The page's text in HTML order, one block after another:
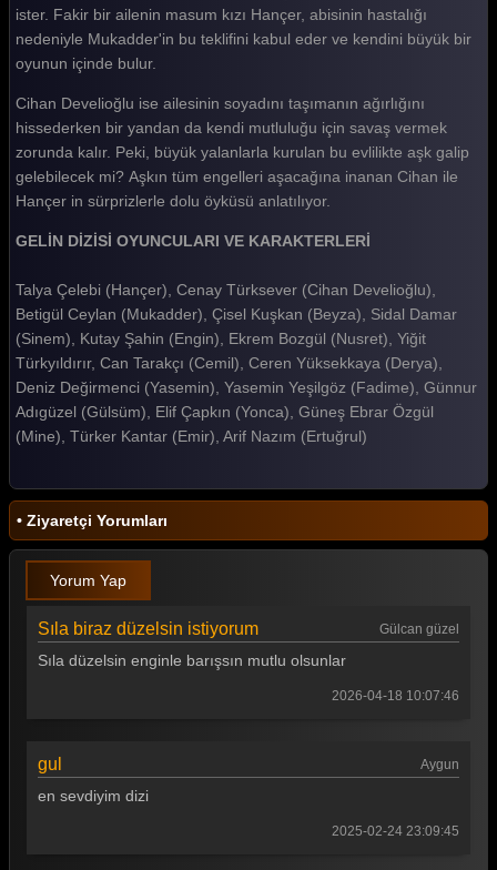
Gelin 206. Bölüm
Gelin 205. Bölüm
Gelin 203. Bölüm
Gelin 202. Bölüm
Gelin 201. Bölüm
Gelin 200. Bölüm
Gelin 199. Bölüm
Gelin 198. Bölüm
Gelin 197. Bölüm
Gelin 196. Bölüm
Gelin 195. Bölüm
Gelin 194. Bölüm
Gelin 193. Bölüm
Gelin 186. Bölüm
ister. Fakir bir ailenin masum kızı Hançer, abisinin hastalığı
nedeniyle Mukadder'in bu teklifini kabul eder ve kendini büyük bir
oyunun içinde bulur.
Cihan Develioğlu ise ailesinin soyadını taşımanın ağırlığını
hissederken bir yandan da kendi mutluluğu için savaş vermek
zorunda kalır. Peki, büyük yalanlarla kurulan bu evlilikte aşk galip
gelebilecek mi? Aşkın tüm engelleri aşacağına inanan Cihan ile
Hançer in sürprizlerle dolu öyküsü anlatılıyor.
GELİN DİZİSİ OYUNCULARI VE KARAKTERLERİ
Talya Çelebi (Hançer), Cenay Türksever (Cihan Develioğlu),
Betigül Ceylan (Mukadder), Çisel Kuşkan (Beyza), Sidal Damar
(Sinem), Kutay Şahin (Engin), Ekrem Bozgül (Nusret), Yiğit
Türkyıldırır, Can Tarakçı (Cemil), Ceren Yüksekkaya (Derya),
Deniz Değirmenci (Yasemin), Yasemin Yeşilgöz (Fadime), Günnur
Adıgüzel (Gülsüm), Elif Çapkın (Yonca), Güneş Ebrar Özgül
(Mine), Türker Kantar (Emir), Arif Nazım (Ertuğrul)
• Ziyaretçi Yorumları
Yorum Yap
Sıla biraz düzelsin istiyorum Gülcan güzel
Sıla düzelsin enginle barışsın mutlu olsunlar
2026-04-18 10:07:46
gul Aygun
en sevdiyim dizi
2025-02-24 23:09:45